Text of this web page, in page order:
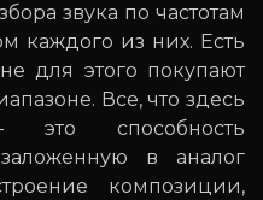
звука по частотам
каждого из них. Есть
для этого покупают
Все, что здесь
способность
в аналог
композиции,